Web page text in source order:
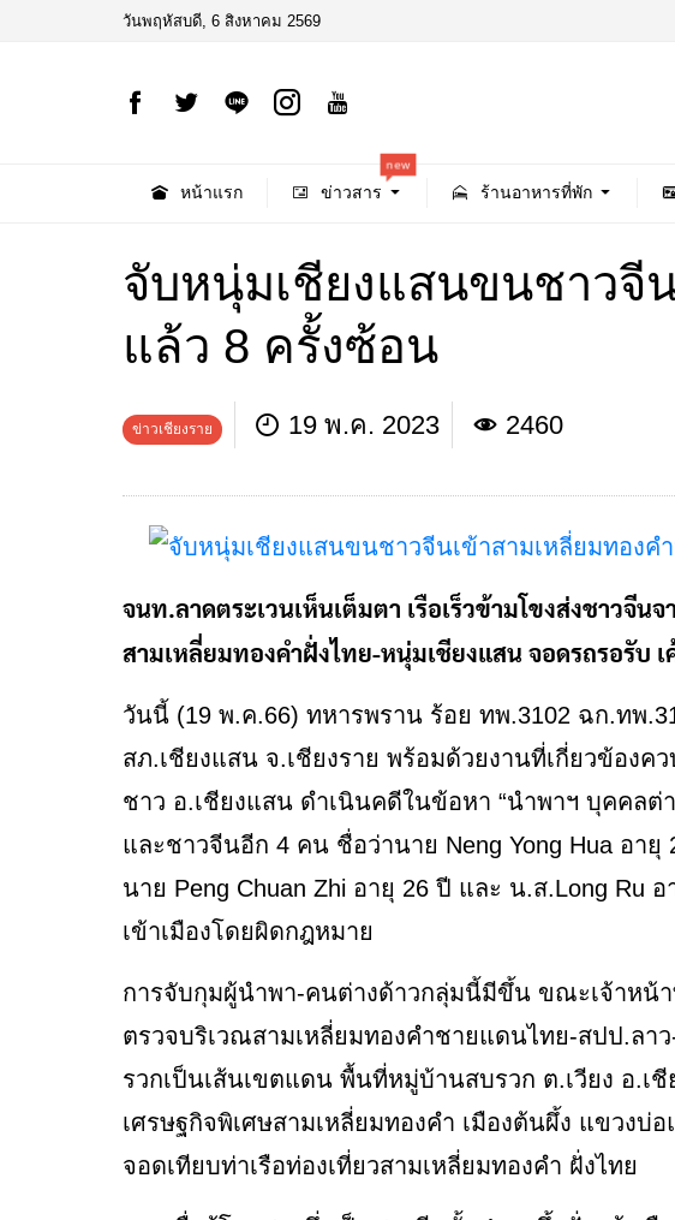
วันพฤหัสบดี, 6 สิงหาคม 2569
หน้าแรก ข่าวสาร
new
ร้านอาหารที่พัก
จับหนุ่มเชียงแสนขนชาวจี
แล้ว 8 ครั้งซ้อน
ข่าวเชียงราย 19 พ.ค. 2023 2460
จนท.ลาดตระเวนเห็นเต็มตา เรือเร็วข้ามโขงส่งชาวจีน
สามเหลี่ยมทองคำฝั่งไทย-หนุ่มเชียงแสน จอดรถรอรับ
วันนี้ (19 พ.ค.66) ทหารพราน ร้อย ทพ.3102 ฉก.ทพ
สภ.เชียงแสน จ.เชียงราย พร้อมด้วยงานที่เกี่ยวข้อง
ชาว อ.เชียงแสน ดำเนินคดีในข้อหา “นำพาฯ บุคคลต่
และชาวจีนอีก 4 คน ชื่อว่านาย Neng Yong Hua อายุ
นาย Peng Chuan Zhi อายุ 26 ปี และ น.ส.Long Ru
เข้าเมืองโดยผิดกฎหมาย
การจับกุมผู้นำพา-คนต่างด้าวกลุ่มนี้มีขึ้น ขณะเจ้าหน้า
ตรวจบริเวณสามเหลี่ยมทองคำชายแดนไทย-สปป.ลา
รวกเป็นเส้นเขตแดน พื้นที่หมู่บ้านสบรวก ต.เวียง อ.เชี
เศรษฐกิจพิเศษสามเหลี่ยมทองคำ เมืองต้นผึ้ง แขวงบ่
จอดเทียบท่าเรือท่องเที่ยวสามเหลี่ยมทองคำ ฝั่งไทย